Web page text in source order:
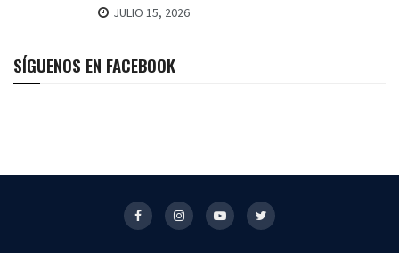
JULIO 15, 2026
SÍGUENOS EN FACEBOOK